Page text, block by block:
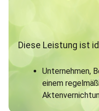
Diese Leistung ist
Unternehmen,
einem